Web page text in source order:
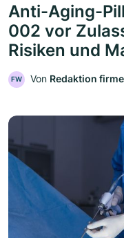
Anti-Aging-
002 vor
Risiken und
FW Von Redaktion